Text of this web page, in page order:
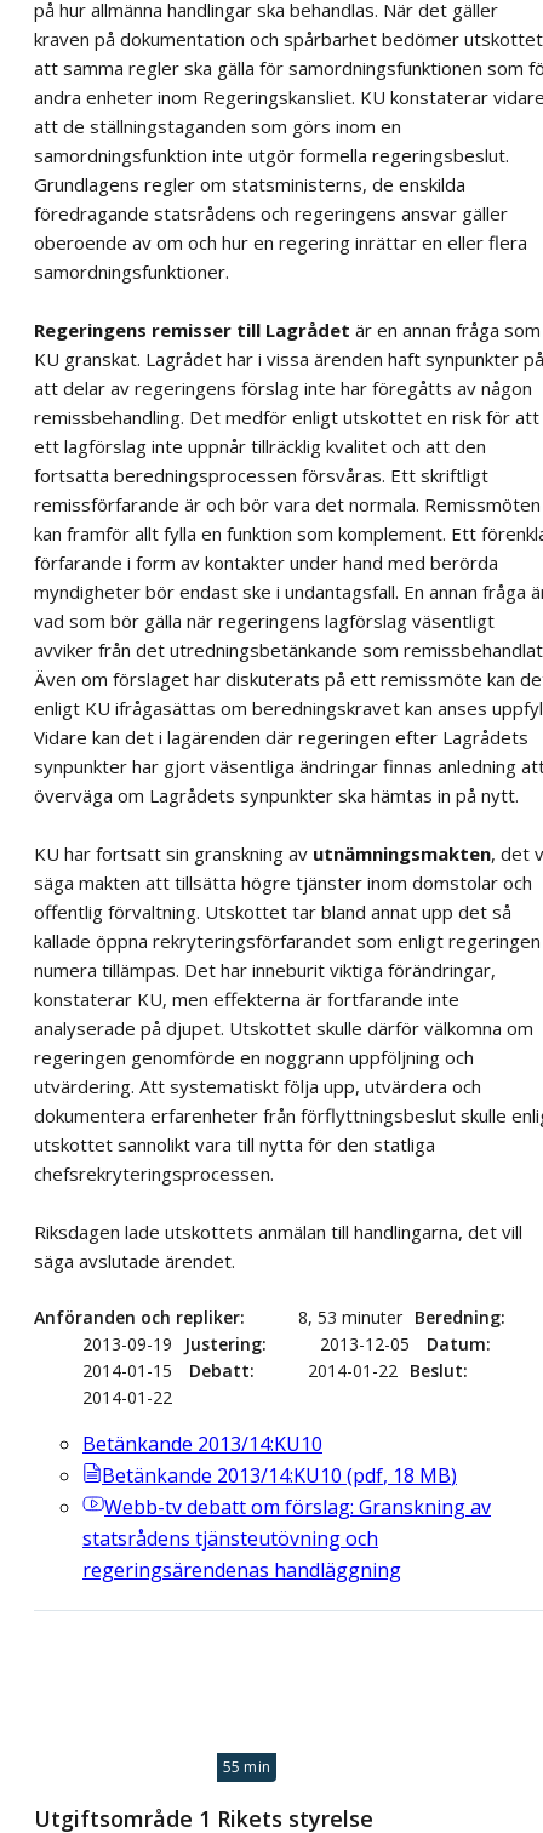
på hur allmänna handlingar ska behandlas. När det gäller
kraven på dokumentation och spårbarhet bedömer utskottet
att samma regler ska gälla för samordningsfunktionen som
andra enheter inom Regeringskansliet. KU konstaterar
att de ställningstaganden som görs inom en
samordningsfunktion inte utgör formella regeringsbeslut.
Grundlagens regler om statsministerns, de enskilda
föredragande statsrådens och regeringens ansvar gäller
oberoende av om och hur en regering inrättar en eller flera
samordningsfunktioner.
Regeringens remisser till Lagrådet är en annan fråga som
KU granskat. Lagrådet har i vissa ärenden haft synpunkter på
att delar av regeringens förslag inte har föregåtts av någon
remissbehandling. Det medför enligt utskottet en risk för att
ett lagförslag inte uppnår tillräcklig kvalitet och att den
fortsatta beredningsprocessen försvåras. Ett skriftligt
remissförfarande är och bör vara det normala. Remissmöten
kan framför allt fylla en funktion som komplement. Ett
förfarande i form av kontakter under hand med berörda
myndigheter bör endast ske i undantagsfall. En annan fråga
vad som bör gälla när regeringens lagförslag väsentligt
avviker från det utredningsbetänkande som
Även om förslaget har diskuterats på ett remissmöte kan
enligt KU ifrågasättas om beredningskravet kan anses
Vidare kan det i lagärenden där regeringen efter Lagrådets
synpunkter har gjort väsentliga ändringar finnas anledning
överväga om Lagrådets synpunkter ska hämtas in på nytt.
KU har fortsatt sin granskning av utnämningsmakten, det
säga makten att tillsätta högre tjänster inom domstolar och
offentlig förvaltning. Utskottet tar bland annat upp det så
kallade öppna rekryteringsförfarandet som enligt regeringen
numera tillämpas. Det har inneburit viktiga förändringar,
konstaterar KU, men effekterna är fortfarande inte
analyserade på djupet. Utskottet skulle därför välkomna om
regeringen genomförde en noggrann uppföljning och
utvärdering. Att systematiskt följa upp, utvärdera och
dokumentera erfarenheter från förflyttningsbeslut skulle
utskottet sannolikt vara till nytta för den statliga
chefsrekryteringsprocessen.
Riksdagen lade utskottets anmälan till handlingarna, det vill
säga avslutade ärendet.
Anföranden och repliker 8, 53 minuter Beredning
2013-09-19
Justering 2013-12-05
Datum
2014-01-15
Debatt 2014-01-22 Beslut
2014-01-22
Betänkande 2013/14:KU10
Betänkande 2013/14:KU10 (pdf, 18 MB)
Webb-tvdebatt om förslag: Granskning av
statsrådens tjänsteutövning och
regeringsärendenas handläggning
55 min
Utgiftsområde 1 Rikets styrelse